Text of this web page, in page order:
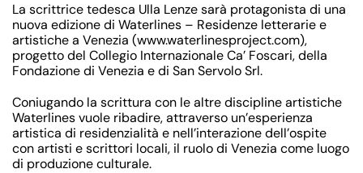
La scrittrice tedesca Ulla Lenzesarà protagonista di una
nuova edizione di Waterlines – Residenze letterarie e
artistiche a Venezia (www.waterlinesproject.com),
progetto del Collegio Internazionale Ca’ Foscari, della
Fondazione di Venezia e di San Servolo Srl.
Coniugando la scrittura con le altre discipline artistiche
Waterlinesvuole ribadire, attraverso un’esperienza
artistica di residenzialità e nell’interazione dell’ospite
con artisti e scrittori locali, il ruolo di Venezia come luogo
di produzione culturale.